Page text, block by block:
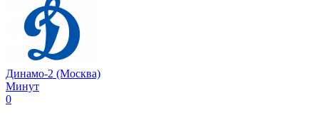
Динамо-2 (Москва)
Минут
0